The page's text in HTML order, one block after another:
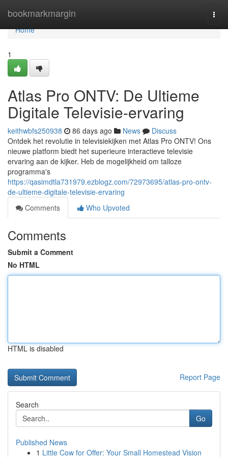
bookmarkmargin
Home
Home
1
Atlas Pro ONTV: De Ultieme
Digitale Televisie-ervaring
keithwbfs250938 86 days ago News
Discuss
Ontdek het revolutie in televisiekijken met Atlas Pro ONTV! Ons
nieuwe platform biedt het superieure interactieve televisie
ervaring aan de kijker. Heb de mogelijkheid om talloze
programma's
https://qasimdtla731979.ezblogz.com/72973695/atlas-pro-ontv-
de-ultieme-digitale-televisie-ervaring
Comments
Who Upvoted
Comments
Submit a Comment
No HTML
HTML is disabled
Report Page
Search
Go
Published News
1 Little Cow for Offer: Your Small Homestead Vision